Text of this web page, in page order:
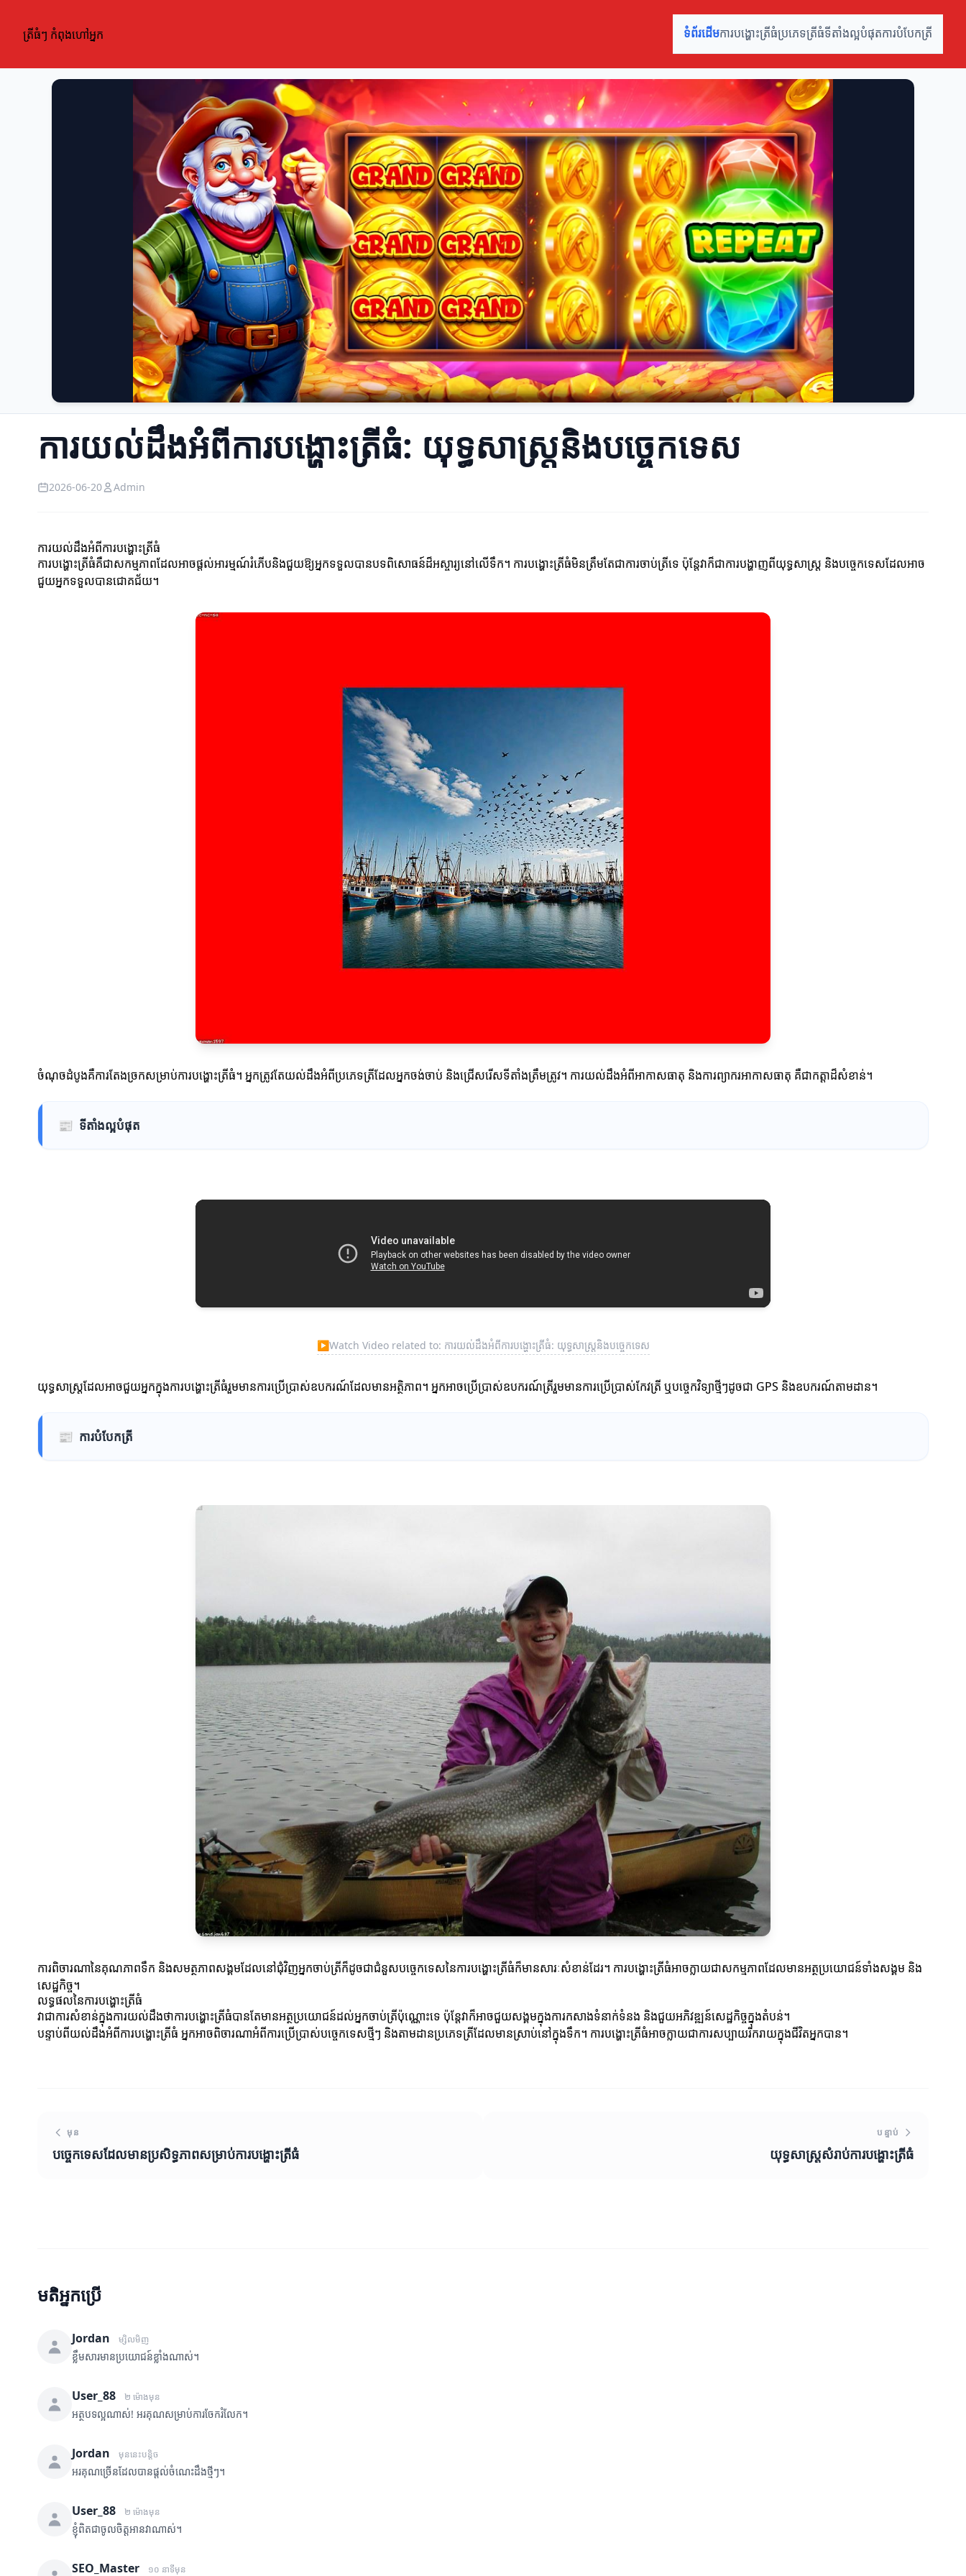
ត្រីធំៗ កំពុងហៅអ្នក ទំព័រដើមការបង្ហោះត្រីធំប្រភេទត្រីធំទីតាំងល្អបំផុតការបំបែកត្រី
ការយល់ដឹងអំពីការបង្ហោះត្រីធំ: យុទ្ធសាស្ត្រនិងបច្ចេកទេស
2026-06-20 Admin
ការយល់ដឹងអំពីការបង្ហោះត្រីធំ
ការបង្ហោះត្រីធំគឺជាសកម្មភាពដែលអាចផ្តល់អារម្មណ៍រំភើបនិងជួយឱ្យអ្នកទទួលបានបទពិសោធន៍ដ៏អស្ចារ្យនៅលើទឹក។ ការបង្ហោះត្រីធំមិនត្រឹមតែជាការចាប់ត្រីទេ ប៉ុន្តែវាក៏ជាការបង្ហាញពីយុទ្ធសាស្ត្រ និងបច្ចេកទេសដែលអាច
ជួយអ្នកទទួលបានជោគជ័យ។
ចំណុចដំបូងគឺការតែងច្រកសម្រាប់ការបង្ហោះត្រីធំ។ អ្នកត្រូវតែយល់ដឹងអំពីប្រភេទត្រីដែលអ្នកចង់ចាប់ និងជ្រើសរើសទីតាំងត្រឹមត្រូវ។ ការយល់ដឹងអំពីអាកាសធាតុ និងការព្យាករ​អាកាសធាតុ គឺជា​កត្តាដ៏សំខាន់។
📰 ទីតាំងល្អបំផុត
▶Watch Video related to: ការយល់ដឹងអំពីការបង្ហោះត្រីធំ: យុទ្ធសាស្ត្រនិងបច្ចេកទេស
យុទ្ធសាស្ត្រដែលអាចជួយអ្នកក្នុងការបង្ហោះត្រីធំរួមមានការប្រើប្រាស់ឧបករណ៍ដែលមានអត្ថិភាព។ អ្នកអាចប្រើប្រាស់ឧបករណ៍ត្រីរួមមានការប្រើប្រាស់កែវត្រី ឬបច្ចេកវិទ្យាថ្មីៗដូចជា GPS និងឧបករណ៍តាមដាន។
📰 ការបំបែកត្រី
ការពិចារណានៃគុណភាពទឹក និងសមត្ថភាពសង្គមដែលនៅជុំវិញអ្នកចាប់ត្រីក៏ដូចជាជំនួសបច្ចេកទេសនៃការបង្ហោះត្រីធំក៏មានសារៈសំខាន់ដែរ។ ការបង្ហោះត្រីធំអាចក្លាយជាសកម្មភាពដែលមានអត្ថប្រយោជន៍ទាំងសង្គម និង
សេដ្ឋកិច្ច។
លទ្ធផលនៃការបង្ហោះត្រីធំ
វាជាការសំខាន់ក្នុងការយល់ដឹងថាការបង្ហោះត្រីធំបានតែមានអត្ថប្រយោជន៍ដល់អ្នកចាប់ត្រីប៉ុណ្ណោះទេ ប៉ុន្តែវាក៏អាចជួយសង្គមក្នុងការកសាងទំនាក់ទំនង និងជួយអភិវឌ្ឍន៍សេដ្ឋកិច្ចក្នុងតំបន់។
បន្ទាប់ពីយល់ដឹងអំពីការបង្ហោះត្រីធំ អ្នកអាចពិចារណាអំពីការប្រើប្រាស់បច្ចេកទេសថ្មីៗ និងតាមដានប្រភេទត្រីដែលមានស្រាប់នៅក្នុងទឹក។ ការបង្ហោះត្រីធំអាចក្លាយជាការសប្បាយរីករាយក្នុងជីវិតអ្នកបាន។
មុន
បច្ចេកទេសដែលមានប្រសិទ្ធភាពសម្រាប់ការបង្ហោះត្រីធំ
បន្ទាប់
យុទ្ធសាស្ត្រសំរាប់ការបង្ហោះត្រីធំ
មតិអ្នកប្រើ
Jordan ម្សិលមិញ
ខ្លឹមសារមានប្រយោជន៍ខ្លាំងណាស់។
User_88 ២ ម៉ោងមុន
អត្ថបទល្អណាស់! អរគុណសម្រាប់ការចែករំលែក។
Jordan មុននេះបន្តិច
អរគុណច្រើនដែលបានផ្តល់ចំណេះដឹងថ្មីៗ។
User_88 ២ ម៉ោងមុន
ខ្ញុំពិតជាចូលចិត្តអានវាណាស់។
SEO_Master ១០ នាទីមុន